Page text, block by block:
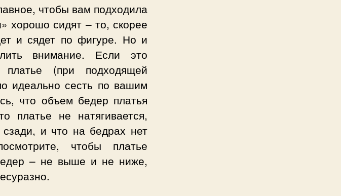
чтобы вам подходила
хорошо сидят – то, скорее
и сядет по фигуре. Но и
внимание. Если это
(при подходящей
идеально сесть по вашим
что объем бедер платья
платье не натягивается,
и что на бедрах нет
чтобы платье
– не выше и не ниже,